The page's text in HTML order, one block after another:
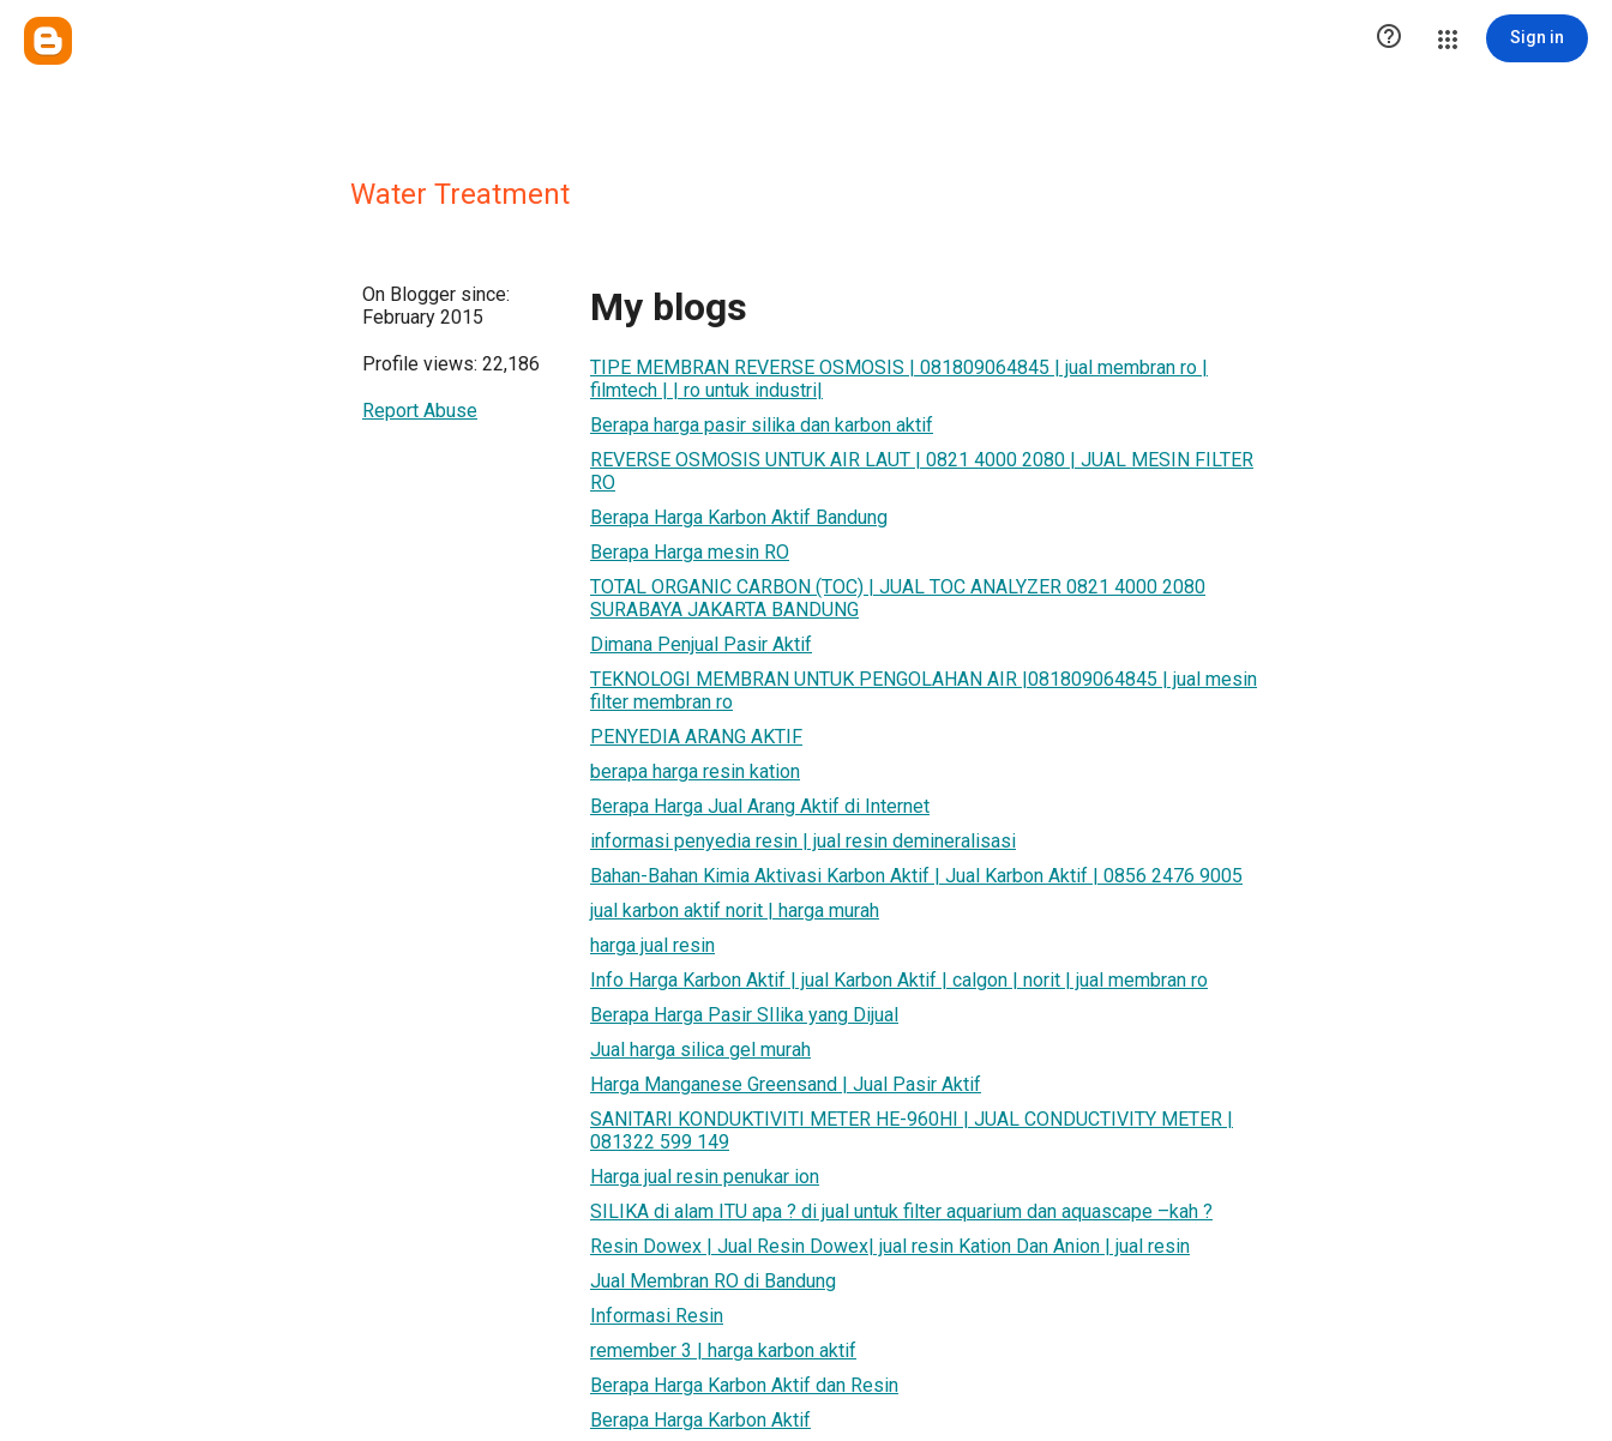
 Sign in
Water Treatment
On Blogger since:
February 2015
Profile views: 22,186
Report Abuse
My blogs
TIPE MEMBRAN REVERSE OSMOSIS | 081809064845 | jual membran ro |
filmtech | | ro untuk industri|
Berapa harga pasir silika dan karbon aktif
REVERSE OSMOSIS UNTUK AIR LAUT | 0821 4000 2080 | JUAL MESIN FILTER
RO
Berapa Harga Karbon Aktif Bandung
Berapa Harga mesin RO
TOTAL ORGANIC CARBON (TOC) | JUAL TOC ANALYZER 0821 4000 2080
SURABAYA JAKARTA BANDUNG
Dimana Penjual Pasir Aktif
TEKNOLOGI MEMBRAN UNTUK PENGOLAHAN AIR |081809064845 | jual mesin
filter membran ro
PENYEDIA ARANG AKTIF
berapa harga resin kation
Berapa Harga Jual Arang Aktif di Internet
informasi penyedia resin | jual resin demineralisasi
Bahan-Bahan Kimia Aktivasi Karbon Aktif | Jual Karbon Aktif | 0856 2476 9005
jual karbon aktif norit | harga murah
harga jual resin
Info Harga Karbon Aktif | jual Karbon Aktif | calgon | norit | jual membran ro
Berapa Harga Pasir SIlika yang Dijual
Jual harga silica gel murah
Harga Manganese Greensand | Jual Pasir Aktif
SANITARI KONDUKTIVITI METER HE-960HI | JUAL CONDUCTIVITY METER |
081322 599 149
Harga jual resin penukar ion
SILIKA di alam ITU apa ? di jual untuk filter aquarium dan aquascape –kah ?
Resin Dowex | Jual Resin Dowex| jual resin Kation Dan Anion | jual resin
Jual Membran RO di Bandung
Informasi Resin
remember 3 | harga karbon aktif
Berapa Harga Karbon Aktif dan Resin
Berapa Harga Karbon Aktif